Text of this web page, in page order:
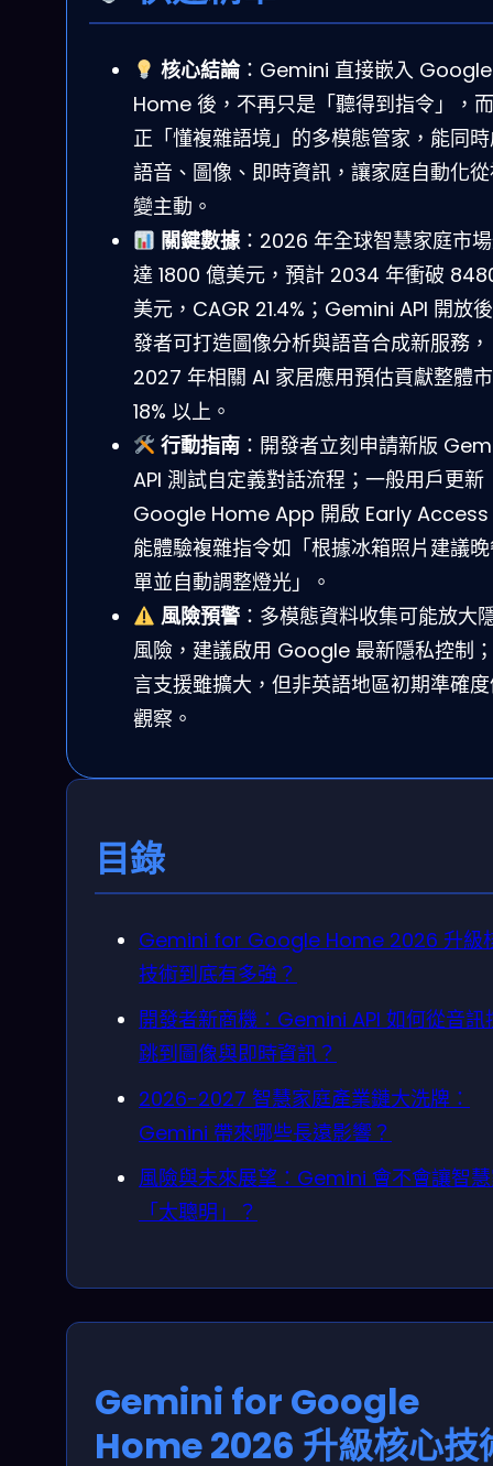
核心結論：Gemini 直接嵌入 Google
Home 後，不再只是「聽得到指令」，
正「懂複雜語境」的多模態管家，能同
語音、圖像、即時資訊，讓家庭自動化
變主動。
關鍵數據：2026 年全球智慧家庭市
達 1800 億美元，預計 2034 年衝破
美元，CAGR 21.4%；Gemini API 開放
發者可打造圖像分析與語音合成新服務，
2027 年相關 AI 家居應用預估貢獻整體
18% 以上。
行動指南：開發者立刻申請新版
API 測試自定義對話流程；一般用戶更新
Google Home App 開啟 Early Access
能體驗複雜指令如「根據冰箱照片建議
單並自動調整燈光」。
風險預警：多模態資料收集可能放大
風險，建議啟用 Google 最新隱私控制
言支援雖擴大，但非英語地區初期準確
觀察。
目錄
Gemini for Google Home 2026 升級
技術到底有多強？
開發者新商機：Gemini API 如何從音訊
跳到圖像與即時資訊？
2026-2027 智慧家庭產業鏈大洗牌：
Gemini 帶來哪些長遠影響？
風險與未來展望：Gemini 會不會讓智
「太聰明」？
Gemini for Google
Home 2026 升級核心技